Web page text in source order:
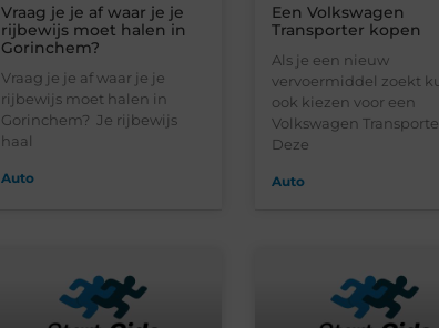
Vraag je je af waar je je
rijbewijs moet halen in
Gorinchem?
Vraag je je af waar je je
rijbewijs moet halen in
Gorinchem? Je rijbewijs
haal
Auto
Een Volkswagen
Transporter kopen
Als je een nieuw
vervoermiddel zoekt
ook kiezen voor een
Volkswagen
Deze
Auto